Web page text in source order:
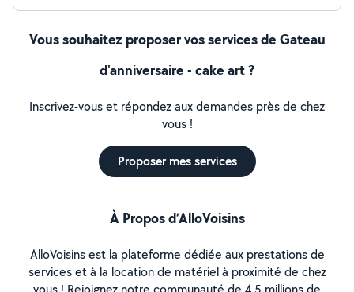
Vous souhaitez proposer vos services de Gateau
d'anniversaire - cake art ?
Inscrivez-vous et répondez aux demandes près de chez
vous !
Proposer mes services
À Propos d’AlloVoisins
AlloVoisins est la plateforme dédiée aux prestations de
services et à la location de matériel à proximité de chez